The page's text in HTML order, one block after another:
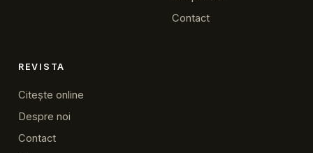
Contact
REVISTA
Citește online
Despre noi
Contact